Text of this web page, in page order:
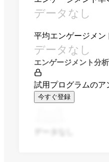
データなし
平均エンゲージメン
データなし
エンゲージメント分
試用プログラムのア
今すぐ登録